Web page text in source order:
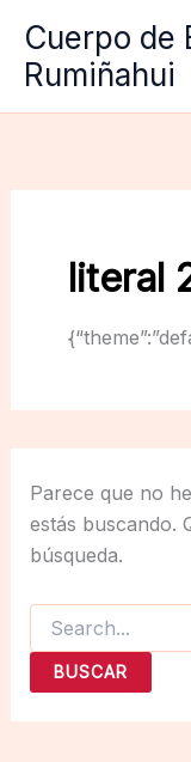
contenido
Cuerpo de
Rumiñahui
literal
Parece que no
estás buscando.
búsqueda.
Buscar
por: